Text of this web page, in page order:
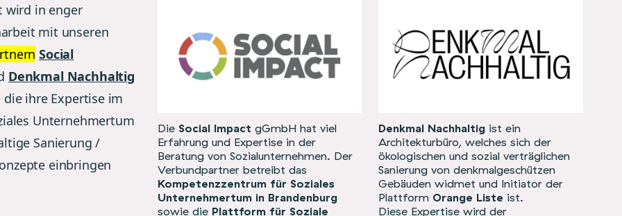
wird in enger
mit unseren
Social
Denkmal Nachhaltig
ihre Expertise im
Unternehmertum
Sanierung /
einbringen
Die Social Impact gGmbH hat viel
Erfahrung und Expertise in der
Beratung von Sozialunternehmen. Der
Verbundpartner betreibt das
Kompetenzzentrum für Soziales
Unternehmertum in Brandenburg
sowie die Plattform für Soziale
Denkmal Nachhaltig ist ein
Architekturbüro, welches sich der
ökologischen und sozial verträglichen
Sanierung von denkmalgeschützen
Gebäuden widmet und Initiator der
Plattform Orange Liste ist.
Diese Expertise wird der